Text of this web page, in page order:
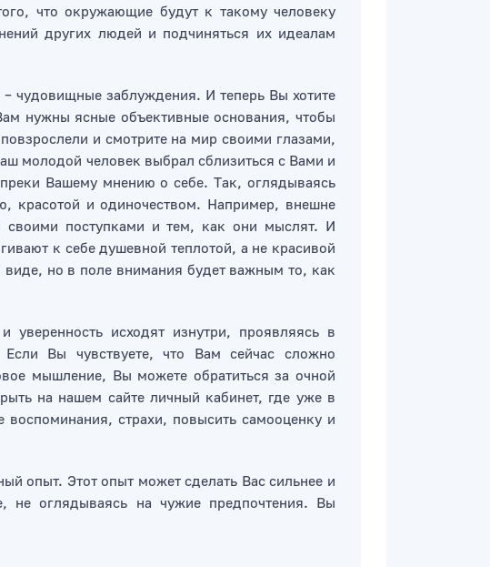
что окружающие будут к такому человеку
других людей и подчиняться их идеалам
чудовищные заблуждения. И теперь Вы хотите
нужны ясные объективные основания, чтобы
и смотрите на мир своими глазами,
молодой человек выбрал сблизиться с Вами и
Вашему мнению о себе. Так, оглядываясь
красотой и одиночеством. Например, внешне
своими поступками и тем, как они мыслят. И
к себе душевной теплотой, а не красивой
но в поле внимания будет важным то, как
исходят изнутри, проявляясь в
Вы чувствуете, что Вам сейчас сложно
мышление, Вы можете обратиться за очной
на нашем сайте личный кабинет, где уже в
страхи, повысить самооценку и
опыт. Этот опыт может сделать Вас сильнее и
не оглядываясь на чужие предпочтения. Вы